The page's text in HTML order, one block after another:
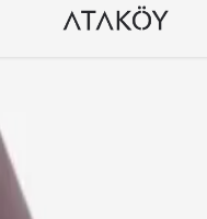
Deri Cüzdan Mürdüm